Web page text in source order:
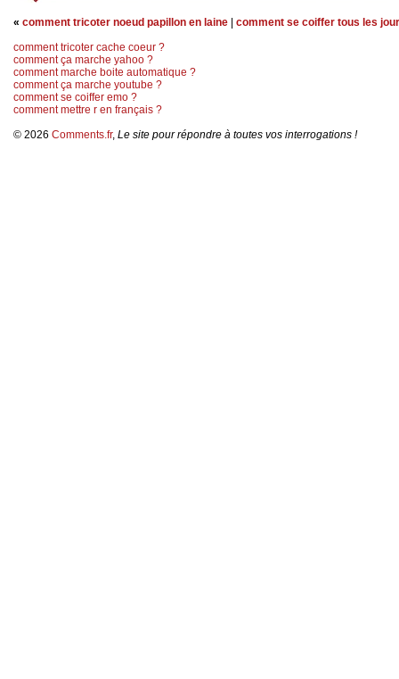
« comment tricoter noeud papillon en laine
comment se coiffer tous les
comment tricoter cache coeur ?
comment ça marche yahoo ?
comment marche boite automatique ?
comment ça marche youtube ?
comment se coiffer emo ?
comment mettre r en français ?
© 2026 Comments.fr, Le site pour répondre à toutes vos interrogations !